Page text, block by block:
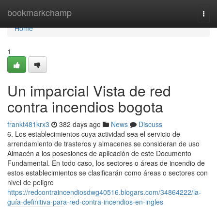
bookmarkchamp
Home
Home
1
Un imparcial Vista de red
contra incendios bogota
frankt481krx3 382 days ago News
Discuss
6. Los establecimientos cuya actividad sea el servicio de
arrendamiento de trasteros y almacenes se consideran de uso
Almacén a los posesiones de aplicación de este Documento
Fundamental. En todo caso, los sectores o áreas de incendio de
estos establecimientos se clasificarán como áreas o sectores con
nivel de peligro
https://redcontraincendiosdwg40516.blogars.com/34864222/la-
guía-definitiva-para-red-contra-incendios-en-ingles